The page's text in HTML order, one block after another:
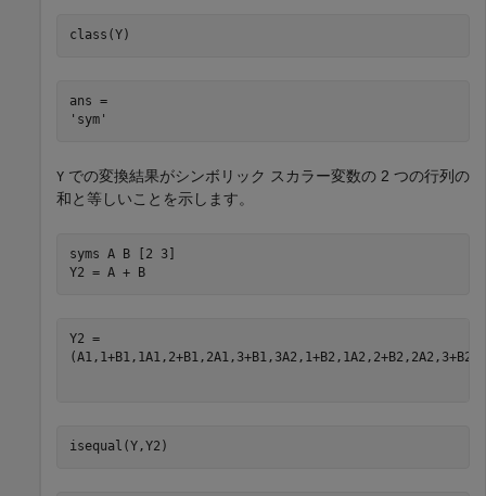
class(Y)
ans =
Y での変換結果がシンボリック スカラー変数の 2 つの行列の
和と等しいことを示します。
syms A B
[2 3]
Y2 = A + B
(A1, 1+B1, 1A1, 2+B1, 2A1, 3+B1, 3A2 , 1+B2 , 1A2 , 2+B2 , 2A2 , 3+B2
isequal(Y,Y2)